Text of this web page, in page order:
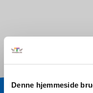
Denne hjemmeside